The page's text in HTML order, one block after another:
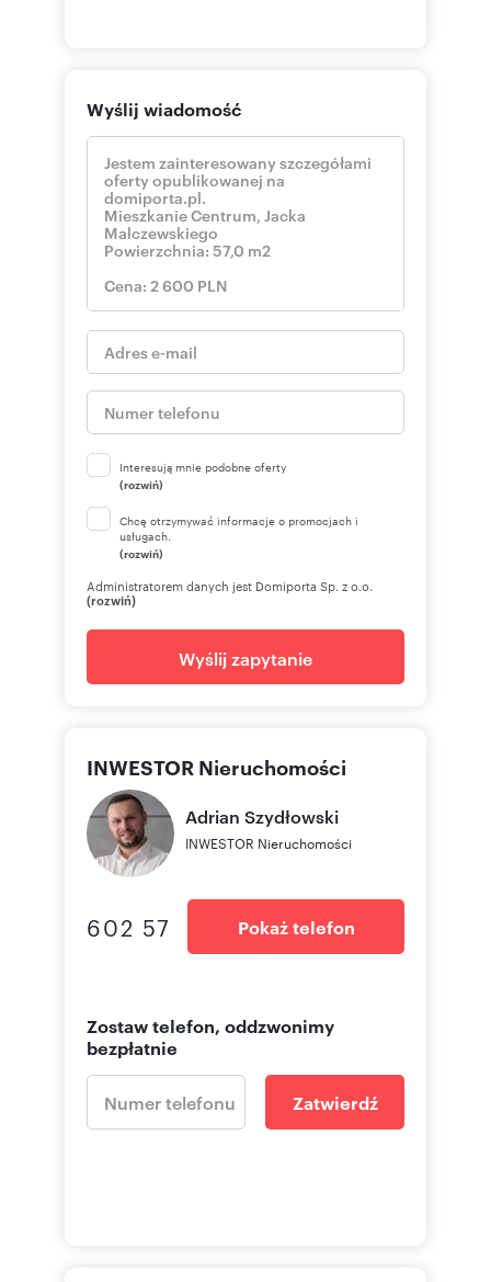
Wyślij wiadomość
Interesują mnie podobne oferty
(rozwiń)
Chcę otrzymywać informacje o promocjach i
usługach.
(rozwiń)
Administratorem danych jest Domiporta Sp. z o.o.
(rozwiń)
Wyślij zapytanie
INWESTOR Nieruchomości
Adrian Szydłowski
INWESTOR Nieruchomości
602 57 Pokaż telefon
Zostaw telefon, oddzwonimy
bezpłatnie
Zatwierdź